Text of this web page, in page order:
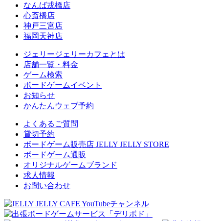
なんば戎橋店
心斎橋店
神戸三宮店
福岡天神店
ジェリージェリーカフェとは
店舗一覧・料金
ゲーム検索
ボードゲームイベント
お知らせ
かんたんウェブ予約
よくあるご質問
貸切予約
ボードゲーム販売店 JELLY JELLY STORE
ボードゲーム通販
オリジナルゲームブランド
求人情報
お問い合わせ